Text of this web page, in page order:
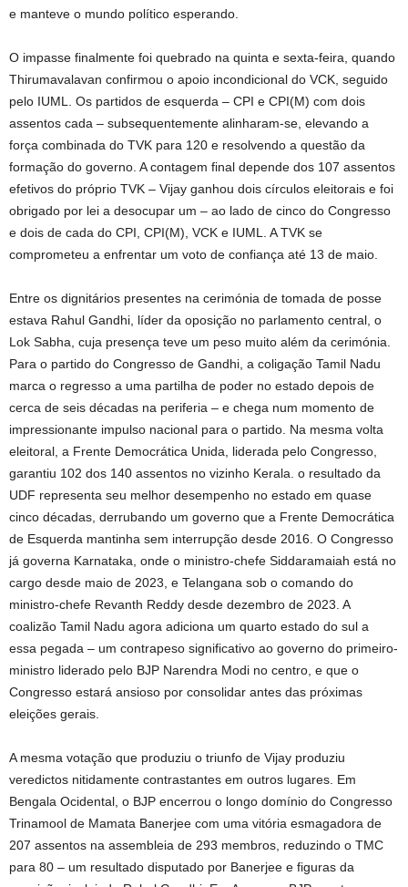
e manteve o mundo político esperando.
O impasse finalmente foi quebrado na quinta e sexta-feira, quando
Thirumavalavan confirmou o apoio incondicional do VCK, seguido
pelo IUML. Os partidos de esquerda – CPI e CPI(M) com dois
assentos cada – subsequentemente alinharam-se, elevando a
força combinada do TVK para 120 e resolvendo a questão da
formação do governo. A contagem final depende dos 107 assentos
efetivos do próprio TVK – Vijay ganhou dois círculos eleitorais e foi
obrigado por lei a desocupar um – ao lado de cinco do Congresso
e dois de cada do CPI, CPI(M), VCK e IUML. A TVK se
comprometeu a enfrentar um voto de confiança até 13 de maio.
Entre os dignitários presentes na cerimónia de tomada de posse
estava Rahul Gandhi, líder da oposição no parlamento central, o
Lok Sabha, cuja presença teve um peso muito além da cerimónia.
Para o partido do Congresso de Gandhi, a coligação Tamil Nadu
marca o regresso a uma partilha de poder no estado depois de
cerca de seis décadas na periferia – e chega num momento de
impressionante impulso nacional para o partido. Na mesma volta
eleitoral, a Frente Democrática Unida, liderada pelo Congresso,
garantiu 102 dos 140 assentos no vizinho Kerala. o resultado da
UDF representa seu melhor desempenho no estado em quase
cinco décadas, derrubando um governo que a Frente Democrática
de Esquerda mantinha sem interrupção desde 2016. O Congresso
já governa Karnataka, onde o ministro-chefe Siddaramaiah está no
cargo desde maio de 2023, e Telangana sob o comando do
ministro-chefe Revanth Reddy desde dezembro de 2023. A
coalizão Tamil Nadu agora adiciona um quarto estado do sul a
essa pegada – um contrapeso significativo ao governo do primeiro-
ministro liderado pelo BJP Narendra Modi no centro, e que o
Congresso estará ansioso por consolidar antes das próximas
eleições gerais.
A mesma votação que produziu o triunfo de Vijay produziu
veredictos nitidamente contrastantes em outros lugares. Em
Bengala Ocidental, o BJP encerrou o longo domínio do Congresso
Trinamool de Mamata Banerjee com uma vitória esmagadora de
207 assentos na assembleia de 293 membros, reduzindo o TMC
para 80 – um resultado disputado por Banerjee e figuras da